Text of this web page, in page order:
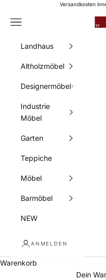
Zum Inhalt springenVersandkosten
Menü
Landhaus
Altholzmöbel
Designermöbel
Industrie
Möbel
Garten
Teppiche
Möbel
Barmöbel
NEW
ANMELDEN
Warenkorb
Dein